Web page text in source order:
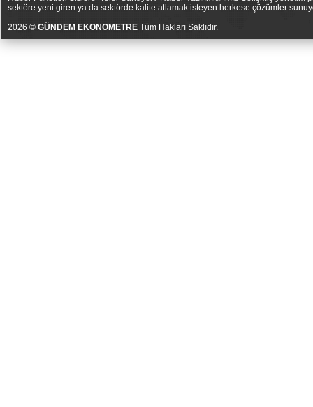
sektöre yeni giren ya da sektörde kalite atlamak isteyen herkese çözümler
2026 © GÜNDEM EKONOMETRE Tüm Hakları Saklıdır.